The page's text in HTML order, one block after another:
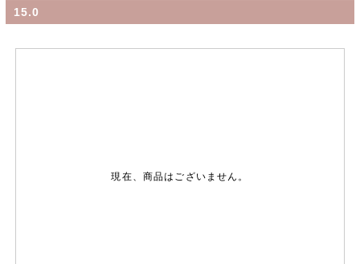
15.0
現在、商品はございません。